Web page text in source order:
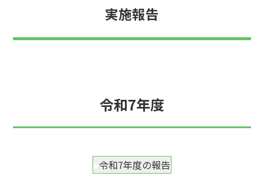
実施報告
令和7年度
令和7年度の報告